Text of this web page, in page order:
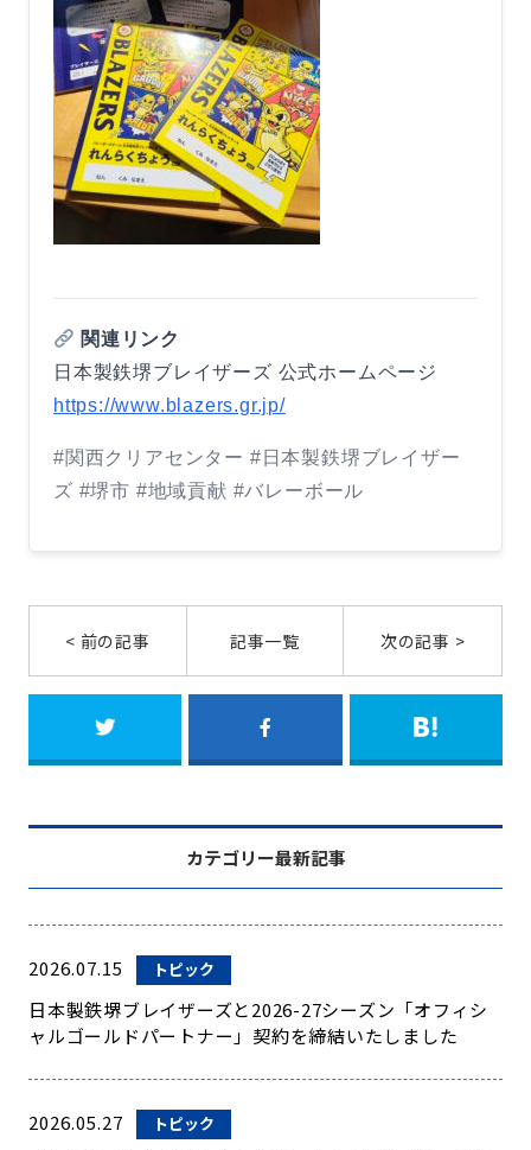
関連リンク
日本製鉄堺ブレイザーズ 公式ホームページ
https://www.blazers.gr.jp/
#関西クリアセンター #日本製鉄堺ブレイザー
ズ #堺市 #地域貢献 #バレーボール
< 前の記事 記事一覧 次の記事 >
カテゴリー最新記事
2026.07.15 トピック
日本製鉄堺ブレイザーズと2026-27シーズン「オフィシ
ャルゴールドパートナー」契約を締結いたしました
2026.05.27 トピック